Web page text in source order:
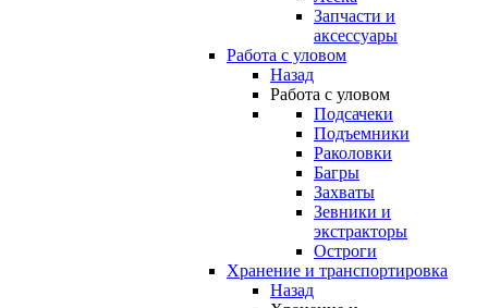
Запчасти и
аксессуары
Работа с уловом
Назад
Работа с уловом
Подсачеки
Подъемники
Раколовки
Багры
Захваты
Зевники и
экстракторы
Остроги
Хранение и транспортировка
Назад